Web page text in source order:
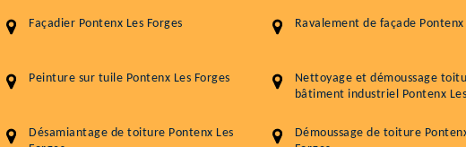
Façadier Pontenx Les Forges Ravalement de façade Pontenx
Peinture sur tuile Pontenx Les Forges
Nettoyage et démoussage
bâtiment industriel Pontenx
Désamiantage de toiture Pontenx Les
Démoussage de toiture